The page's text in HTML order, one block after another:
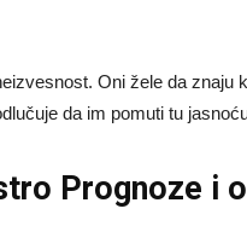
Oni žele da znaju
da im pomuti tu
Prognoze i